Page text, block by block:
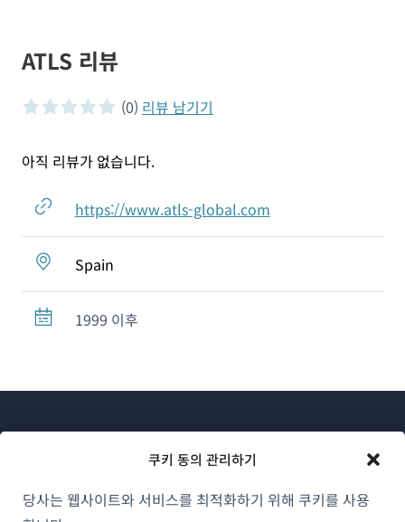
쿠키 동의 관리하기
당사는 웹사이트와 서비스를 최적화하기 위해 쿠키를 사용
ATLS 리뷰
0 of 5 stars
(0) 리뷰 남기기
아직 리뷰가 없습니다.
https://www.atls-global.com
Spain
1999 이후
WPML 소개